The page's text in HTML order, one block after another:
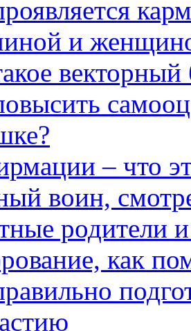
и
векторный
– что
воин,
родители
как